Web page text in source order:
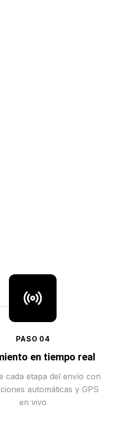
PASO 04
en tiempo real
cada etapa del envío con
automáticas y GPS
en vivo